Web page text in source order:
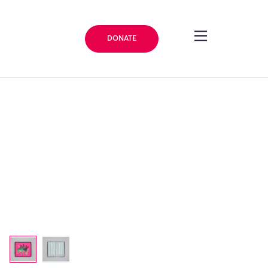
DONATE